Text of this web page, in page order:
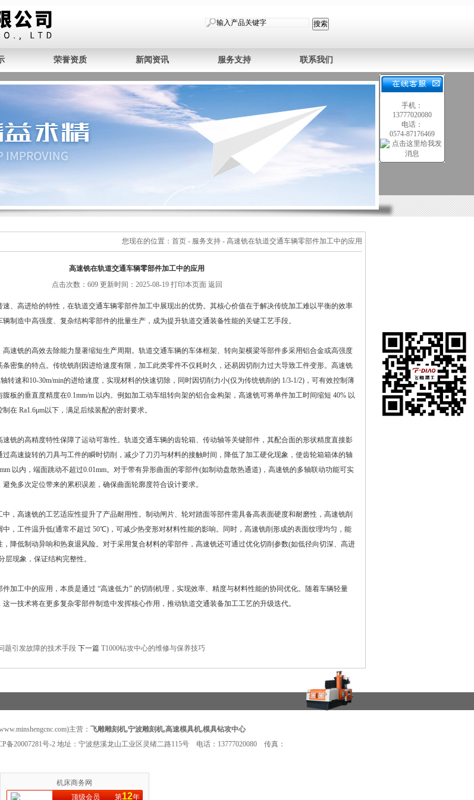
荣誉资质 新闻资讯 服务支持 联系我们
您现在的位置： 首页 - 服务支持 - 高速铣在轨道交通车辆零部件加工中的应用
高速铣在轨道交通车辆零部件加工中的应用
点击次数：609 更新时间：2025-08-19打印本页面 返回
高进给的特性，在轨道交通车辆零部件加工中展现出的优势。其核心价值在于解决传统加工难以平衡的效率
制造中高强度、复杂结构零部件的批量生产，成为提升轨道交通装备性能的关键工艺手段。
铣的高效去除能力显著缩短生产周期。轨道交通车辆的车体框架、转向架横梁等部件多采用铝合金或高强度
密集的特点。传统铣削因进给速度有限，加工此类零件不仅耗时久，还易因切削力过大导致工件变形。高速铣
轴转速和10-30m/min的进给速度，实现材料的快速切除，同时因切削力小(仅为传统铣削的 1/3-1/2)，可有效控制薄
板的垂直度精度在0.1mm/m 以内。例如加工动车组转向架的铝合金构架，高速铣可将单件加工时间缩短 40% 以
在 Ra1.6μm以下，满足后续装配的密封要求。
的高精度特性保障了运动可靠性。轨道交通车辆的齿轮箱、传动轴等关键部件，其配合面的形状精度直接影
高速旋转的刀具与工件的瞬时切削，减少了刀刃与材料的接触时间，降低了加工硬化现象，使齿轮箱箱体的轴
以内，端面跳动不超过0.01mm。对于带有异形曲面的零部件(如制动盘散热通道)，高速铣的多轴联动功能可实
免多次定位带来的累积误差，确保曲面轮廓度符合设计要求。
高速铣的工艺适应性提升了产品耐用性。制动闸片、轮对踏面等部件需具备高表面硬度和耐磨性，高速铣削
中，工件温升低(通常不超过 50℃)，可减少热变形对材料性能的影响。同时，高速铣削形成的表面纹理均匀，能
降低制动异响和热衰退风险。对于采用复合材料的零部件，高速铣还可通过优化切削参数(如低径向切深、高进
层现象，保证结构完整性。
工中的应用，本质是通过 “高速低力” 的切削机理，实现效率、精度与材料性能的协同优化。随着车辆轻量
一技术将在更多复杂零部件制造中发挥核心作用，推动轨道交通装备加工工艺的升级迭代。
题引发故障的技术手段 下一篇 T1000钻攻中心的维修与保养技巧
主营： 飞雕雕刻机,宁波雕刻机,高速模具机,模具钻攻中心
备20007281号-2 地址：宁波慈溪龙山工业区灵绪二路115号 电话：13777020080 传真：
手机：
13777020080
电话：
0574-87176469
机床商务网
顶级会员
第12年